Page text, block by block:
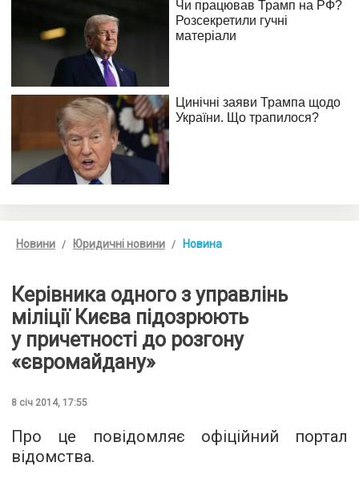
Новини Юридичні новини Новина
Керівника одного з управлінь
міліції Києва підозрюють
у причетності до розгону
«євромайдану»
8 січ 2014, 17:55
Про це повідомляє офіційний портал
відомства.